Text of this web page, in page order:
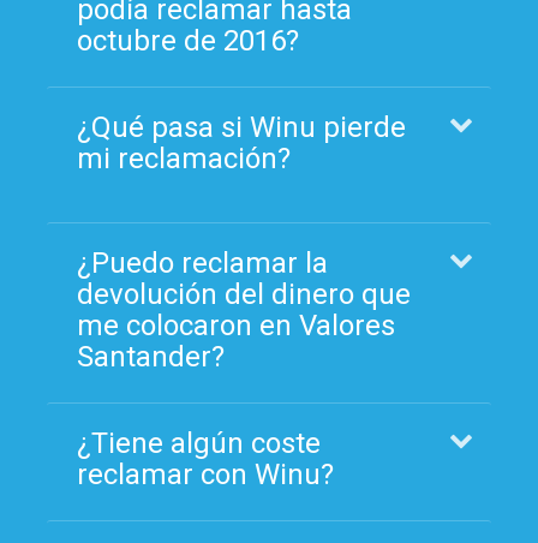
podía reclamar hasta
octubre de 2016?
¿Qué pasa si Winu pierde
mi reclamación?
¿Puedo reclamar la
devolución del dinero que
me colocaron en Valores
Santander?
¿Tiene algún coste
reclamar con Winu?